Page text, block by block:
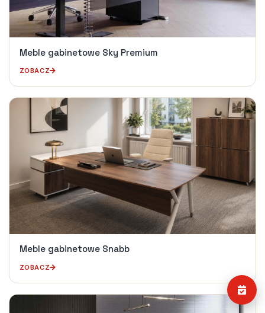
Meble gabinetowe Sky Premium
ZOBACZ
Meble gabinetowe Snabb
ZOBACZ